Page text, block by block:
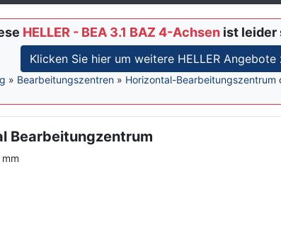
HELLER - BEA 3.1 BAZ 4-Achsen ist leider
Klicken Sie hier um weitere HELLER Angebote
» Bearbeitungszentren » Horizontal-Bearbeitungszentrum
Bearbeitungzentrum